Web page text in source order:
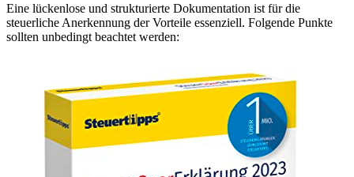
Eine lückenlose und strukturierte Dokumentation ist für die
steuerliche Anerkennung der Vorteile essenziell. Folgende Punkte
sollten unbedingt beachtet werden: